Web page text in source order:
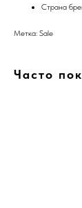
Страна
Метка: Sale
Часто